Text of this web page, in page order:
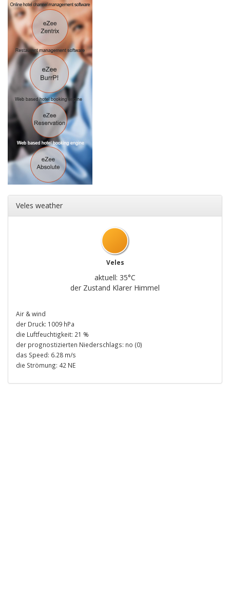
Veles weather
Veles
aktuell: 35°C
der Zustand Klarer Himmel
Air & wind
der Druck: 1009 hPa
die Luftfeuchtigkeit: 21 %
der prognostizierten Niederschlags: no (0)
das Speed: 6.28 m/s
die Strömung: 42 NE